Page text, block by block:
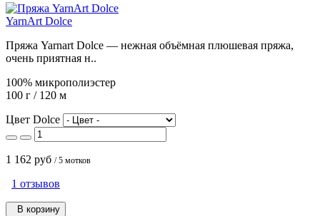
YarnArt Dolce
Пряжа Yarnart Dolce — нежная объёмная плюшевая пряжа,
очень приятная н..
100% микрополиэстер
100 г / 120 м
Цвет Dolce
1 162 руб / 5 мотков
1 отзывов
В корзину